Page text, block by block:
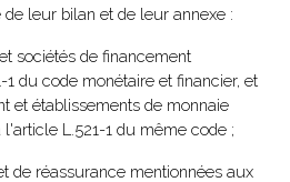
leur bilan et de leur annexe :
sociétés de financement
1 du code monétaire et financier, et
et établissements de monnaie
L.521-1 du même code ;
de réassurance mentionnées aux